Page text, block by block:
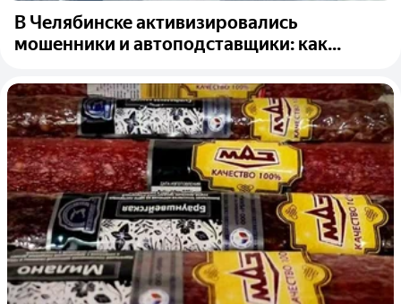
В Челябинске активизировались
мошенники и автоподставщики: как...